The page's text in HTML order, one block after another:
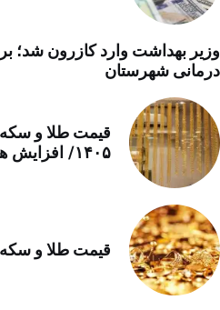
وزیر بهداشت وارد کازرون
درمانی شهرستان
۱۴۰۵/ افزایش همه قیمت ها + جدول
قیمت طلا و سکه